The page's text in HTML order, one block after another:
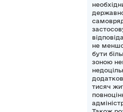
не
бути
зоною
тисяч